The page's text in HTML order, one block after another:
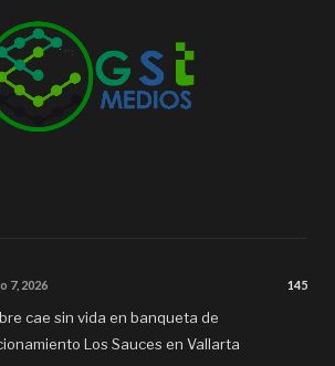
7, 2026 145
cae sin vida en banqueta de
Los Sauces en Vallarta